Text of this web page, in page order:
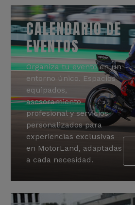
CALENDARIO DE
EVENTOS
Organiza tu evento en un
entorno único. Espacios
equipados,
asesoramiento
profesional y servicios
personalizados para
experiencias exclusivas
en MotorLand, adaptadas
a cada necesidad.